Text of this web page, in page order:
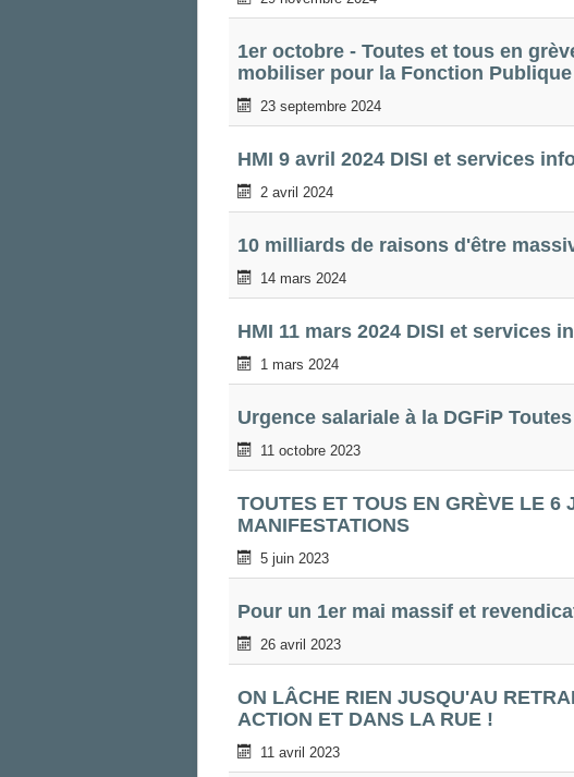
1er octobre - Toutes et tous en
mobiliser pour la Fonction
23 septembre 2024
HMI 9 avril 2024 DISI et services
2 avril 2024
10 milliards de raisons d'être
14 mars 2024
HMI 11 mars 2024 DISI et services
1 mars 2024
Urgence salariale à la DGFiP
11 octobre 2023
TOUTES ET TOUS EN GRÈVE LE 6
MANIFESTATIONS
5 juin 2023
Pour un 1er mai massif et
26 avril 2023
ON LÂCHE RIEN JUSQU'AU
ACTION ET DANS LA RUE !
11 avril 2023